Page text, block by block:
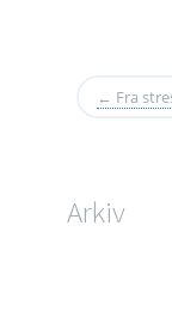
← Fra
Arkiv